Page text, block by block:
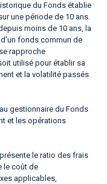
du Fonds établie
une période de 10 ans.
moins de 10 ans, la
fonds commun de
rapproche
utilisé pour établir sa
et la volatilité passés
gestionnaire du Fonds
et les opérations
le ratio des frais
le coût de
applicables,